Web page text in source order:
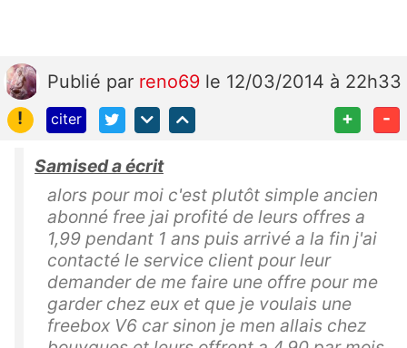
Publié par reno69 le 12/03/2014 à 22h33
!
citer + -
Samised a écrit
alors pour moi c'est plutôt simple ancien
abonné free jai profité de leurs offres a
1,99 pendant 1 ans puis arrivé a la fin j'ai
contacté le service client pour leur
demander de me faire une offre pour me
garder chez eux et que je voulais une
freebox V6 car sinon je men allais chez